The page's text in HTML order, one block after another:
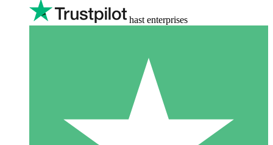
hast enterprises